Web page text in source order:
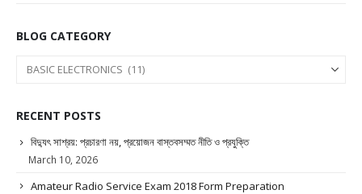
BLOG CATEGORY
RECENT POSTS
বিদ্যুৎ সাশ্রয়: প্রচারণা নয়, প্রয়োজন বাস্তবসম্মত নীতি ও প্রযুক্তি
March 10, 2026
Amateur Radio Service Exam 2018 Form Preparation